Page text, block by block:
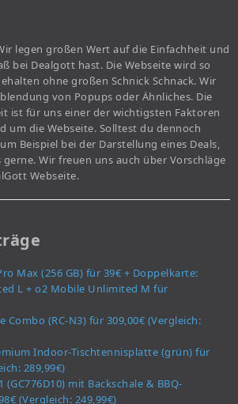
legen großen Wert auf die Einfachheit und
bei Dealgott hast. Die Webseite wird so
ohne großen Schnick Schnack. Wir
von Popups oder Ähnliches. Die
ist für uns einer der wichtigsten Faktoren
um die Webseite. Solltest du dennoch
Beispiel bei der Darstellung eines Deals,
Wir freuen uns auch über Vorschläge
Webseite.
Max (256 GB) für 39€ + Doppelkarte:
L + o2 Mobile Unlimited M für
Combo (RC-N3) für 309,00€ (Vergleich:
Indoor-Tischtennisplatte (grün) für
289,99€)
(GC776D10) mit Backschale & BBQ-
(Vergleich: 249,99€)